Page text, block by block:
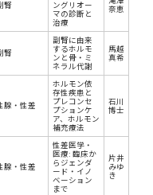
腎 ングリオー
マの診断と
治療
奈恵
腎
副腎に由来
するホルモ
ンと骨・ミ
ネラル代謝
馬越
真希
腺・性差
ホルモン依
存性疾患と
プレコンセ
プションケ
ア、ホルモン
補充療法
石川
博士
腺・性差
性差医学・
医療: 臨床か
らジェンダ
ード・イノ
ベーション
まで
片井
みゆ
き